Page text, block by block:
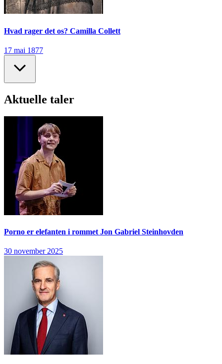
Hvad rager det os? Camilla Collett
17 mai 1877
Aktuelle taler
Porno er elefanten i rommet Jon Gabriel Steinhovden
30 november 2025